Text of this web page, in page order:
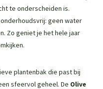
te onderscheiden is.
geen water
Zo geniet je het hele jaar
plantenbak die past bij
sfeervol geheel. De Olive